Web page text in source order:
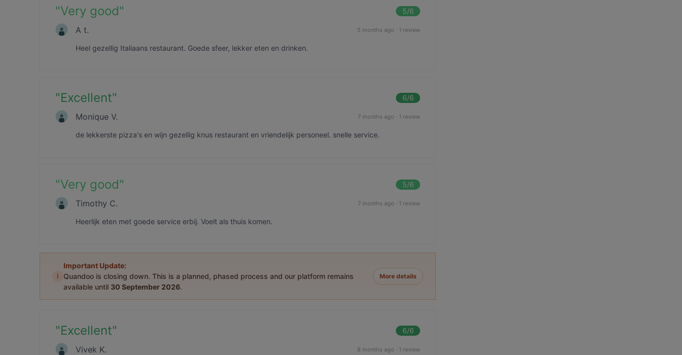
"Very good" 5/6
A t. 5 months ago · 1 review
Heel gezellig Italiaans restaurant. Goede sfeer, lekker eten en drinken.
"Excellent" 6/6
Monique V. 7 months ago · 1 review
de lekkerste pizza's en wijn gezellig knus restaurant en vriendelijk personeel. snelle service.
"Very good" 5/6
Timothy C. 7 months ago · 1 review
Heerlijk eten met goede service erbij. Voelt als thuis komen.
i
Important Update:
Quandoo is closing down. This is a planned, phased process and our platform remains
available until 30 September 2026.
More details
"Excellent" 6/6
Vivek K. 8 months ago · 1 review